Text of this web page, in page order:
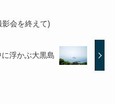
会を終えて)
に浮かぶ大黒島